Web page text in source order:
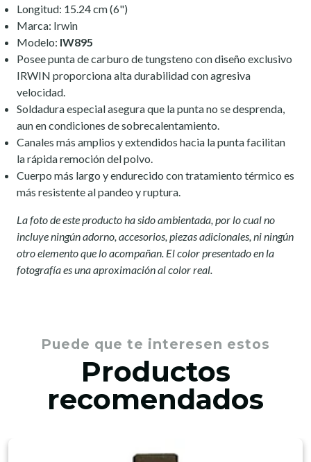
Longitud: 15.24 cm (6")
Marca: Irwin
Modelo: IW895
Posee punta de carburo de tungsteno con diseño exclusivo
IRWIN proporciona alta durabilidad con agresiva
velocidad.
Soldadura especial asegura que la punta no se desprenda,
aun en condiciones de sobrecalentamiento.
Canales más amplios y extendidos hacia la punta facilitan
la rápida remoción del polvo.
Cuerpo más largo y endurecido con tratamiento térmico es
más resistente al pandeo y ruptura.
La foto de este producto ha sido ambientada, por lo cual no
incluye ningún adorno, accesorios, piezas adicionales, ni ningún
otro elemento que lo acompañan. El color presentado en la
fotografía es una aproximación al color real.
Puede que te interesen estos
Productos
recomendados